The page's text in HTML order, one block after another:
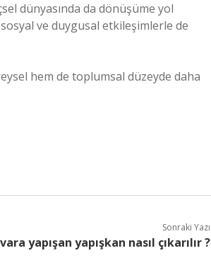
dünyasında da dönüşüme yol
sosyal ve duygusal etkileşimlerle de
hem de toplumsal düzeyde daha
Sonraki Yazı
yapışan yapışkan nasıl çıkarılır ?